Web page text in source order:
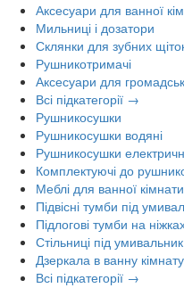
Аксесуари для ванної
Мильниці і дозатори
Склянки для зубних
Рушникотримачі
Аксесуари для
Всі підкатегорії →
Рушникосушки
Рушникосушки водяні
Рушникосушки
Комплектуючі до
Меблі для ванної кімнати
Підвісні тумби під
Підлогові тумби на
Стільниці під умивальник
Дзеркала в ванну кімнату
Всі підкатегорії →